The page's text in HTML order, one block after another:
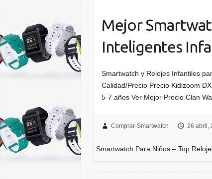
Mejor
Inteligentes
Smartwatch y Relojes Infantiles
Calidad/Precio Precio Kidizoom
5-7 años Ver Mejor Precio Clan
Comprar-Smartwatch 26 abril,
Smartwatch Para Niños – Top